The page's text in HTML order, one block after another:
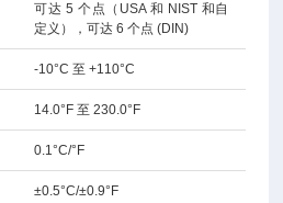
可达 5 个点（USA 和 NIST 和自
定义），可达 6 个点 (DIN)
-10°C 至 +110°C
14.0°F 至 230.0°F
0.1°C/°F
±0.5°C/±0.9°F